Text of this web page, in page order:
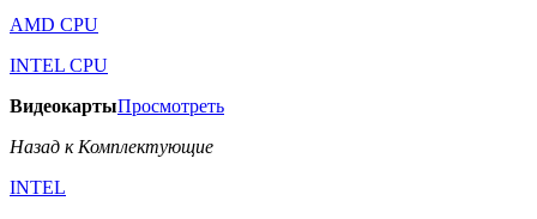
AMD CPU
INTEL CPU
ВидеокартыПросмотреть
Назад к Комплектующие
INTEL